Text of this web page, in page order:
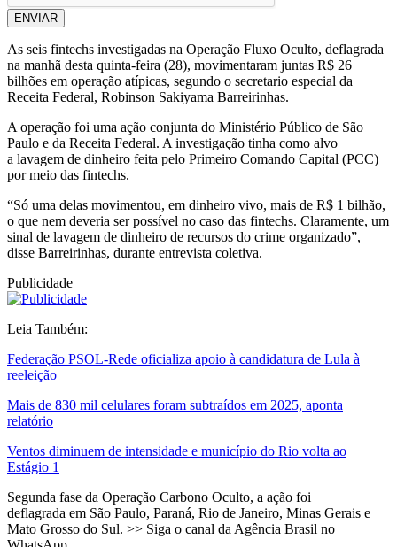
ENVIAR
As seis fintechs investigadas na Operação Fluxo Oculto, deflagrada
na manhã desta quinta-feira (28), movimentaram juntas R$ 26
bilhões em operação atípicas, segundo o secretario especial da
Receita Federal, Robinson Sakiyama Barreirinhas.
A operação foi uma ação conjunta do Ministério Público de São
Paulo e da Receita Federal. A investigação tinha como alvo
a lavagem de dinheiro feita pelo Primeiro Comando Capital (PCC)
por meio das fintechs.
“Só uma delas movimentou, em dinheiro vivo, mais de R$ 1 bilhão,
o que nem deveria ser possível no caso das fintechs. Claramente, um
sinal de lavagem de dinheiro de recursos do crime organizado”,
disse Barreirinhas, durante entrevista coletiva.
Publicidade
Leia Também:
Federação PSOL-Rede oficializa apoio à candidatura de Lula à
reeleição
Mais de 830 mil celulares foram subtraídos em 2025, aponta
relatório
Ventos diminuem de intensidade e município do Rio volta ao
Estágio 1
Segunda fase da Operação Carbono Oculto, a ação foi
deflagrada em São Paulo, Paraná, Rio de Janeiro, Minas Gerais e
Mato Grosso do Sul. >> Siga o canal da Agência Brasil no